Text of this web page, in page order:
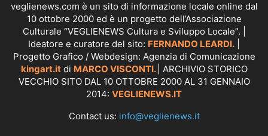
veglienews.com è un sito di informazione locale online dal
10 ottobre 2000 ed è un progetto dell’Associazione
Culturale “VEGLIENEWS Cultura e Sviluppo Locale”. |
Ideatore e curatore del sito: FERNANDO LEARDI.
Progetto Grafico / Webdesign: Agenzia di Comunicazione
kingart.itdi MARCO VISCONTI. | ARCHIVIO STORICO
VECCHIO SITO DAL 10 OTTOBRE 2000 AL 31 GENNAIO
2014: VEGLIENEWS.IT
Contact us: info@veglienews.it